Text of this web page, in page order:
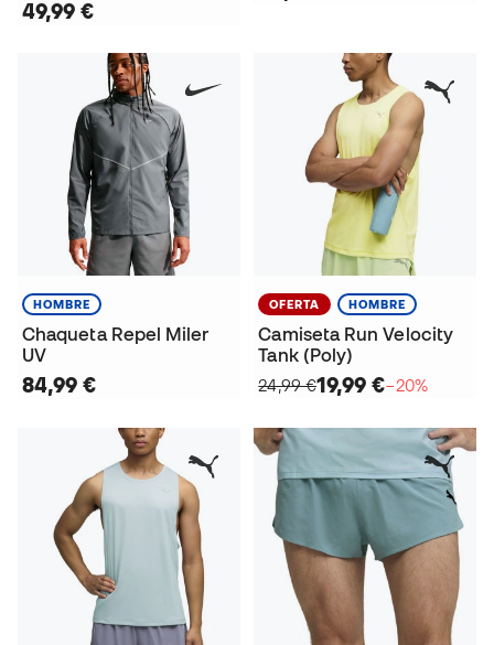
49,99 €
HOMBRE
Chaqueta Repel Miler
UV
84,99 €
OFERTA HOMBRE
Camiseta Run Velocity
Tank (Poly)
24,99 €19,99 €−20%